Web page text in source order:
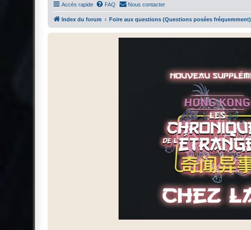
Accès rapide FAQ Nous contacter
Index du forum Foire aux questions (Questions posées fréquemment)